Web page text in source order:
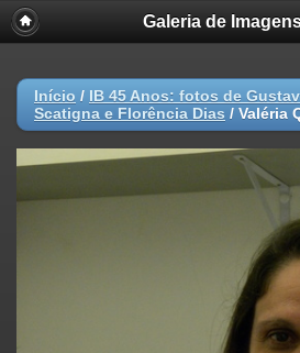
Galeria de
Início / IB 45 Anos: fotos de
Scatigna e Florência Dias / Valéria